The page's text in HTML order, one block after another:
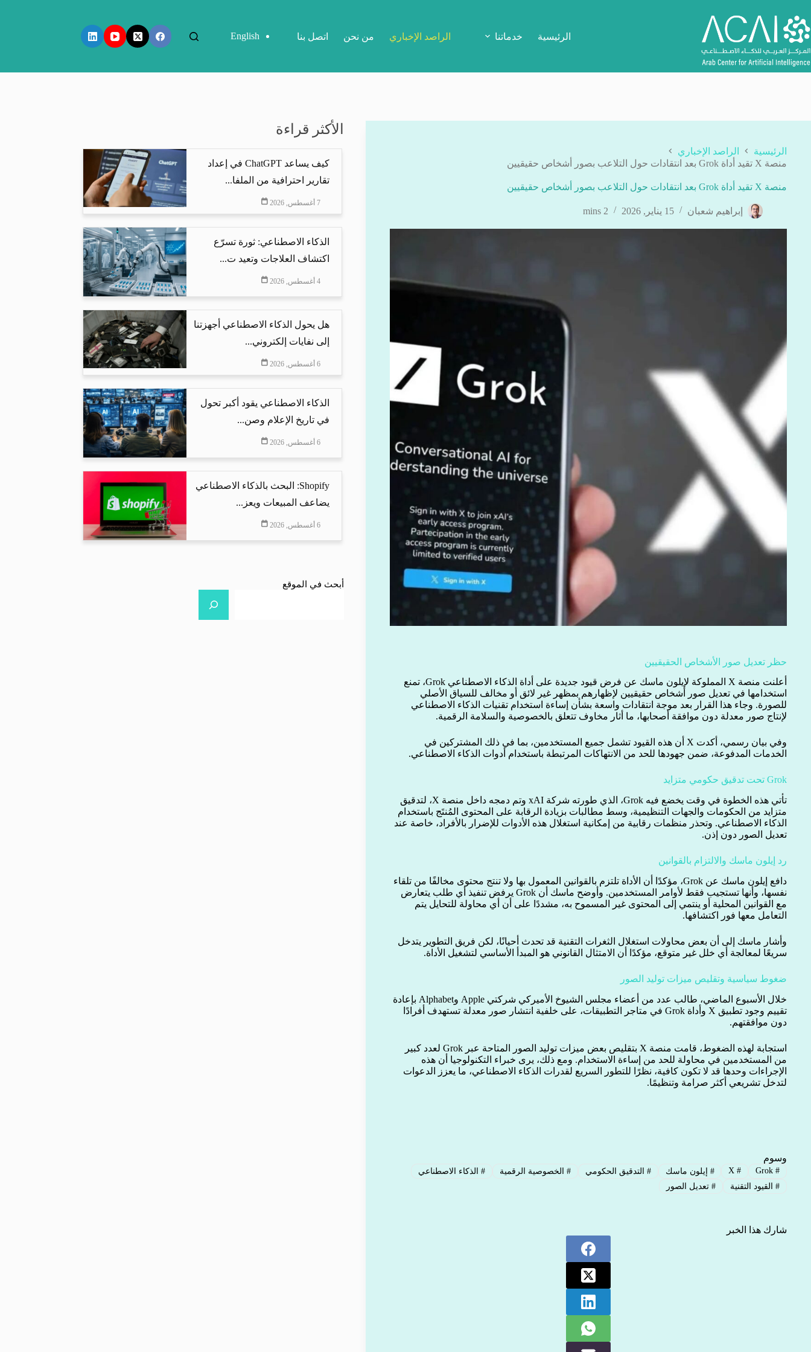
إلى
المحتوى
الرئيسية خدماتنا الراصد الإخباري من نحن اتصل بنا English
الرئيسية
الراصد الإخباري
منصة X تقيد أداة Grok بعد انتقادات حول التلاعب بصور أشخاص حقيقيين
منصة X تقيد أداة Grok بعد انتقادات حول التلاعب بصور أشخاص حقيقيين
إبراهيم شعبان 15 يناير, 2026 2 mins
حظر تعديل صور الأشخاص الحقيقيين
أعلنت منصة X المملوكة لإيلون ماسك عن فرض قيود جديدة على أداة الذكاء الاصطناعي Grok، تمنع
استخدامها في تعديل صور أشخاص حقيقيين لإظهارهم بمظهر غير لائق أو مخالف للسياق الأصلي
للصورة. وجاء هذا القرار بعد موجة انتقادات واسعة بشأن إساءة استخدام تقنيات الذكاء الاصطناعي
لإنتاج صور معدلة دون موافقة أصحابها، ما أثار مخاوف تتعلق بالخصوصية والسلامة الرقمية.
وفي بيان رسمي، أكدت X أن هذه القيود تشمل جميع المستخدمين، بما في ذلك المشتركين في
الخدمات المدفوعة، ضمن جهودها للحد من الانتهاكات المرتبطة باستخدام أدوات الذكاء الاصطناعي.
Grok تحت تدقيق حكومي متزايد
تأتي هذه الخطوة في وقت يخضع فيه Grok، الذي طورته شركة xAI وتم دمجه داخل منصة X، لتدقيق
متزايد من الحكومات والجهات التنظيمية، وسط مطالبات بزيادة الرقابة على المحتوى المُنتَج باستخدام
الذكاء الاصطناعي. وتحذر منظمات رقابية من إمكانية استغلال هذه الأدوات للإضرار بالأفراد، خاصة عند
تعديل الصور دون إذن.
رد إيلون ماسك والالتزام بالقوانين
دافع إيلون ماسك عن Grok، مؤكدًا أن الأداة تلتزم بالقوانين المعمول بها ولا تنتج محتوى مخالفًا من تلقاء
نفسها، وأنها تستجيب فقط لأوامر المستخدمين. وأوضح ماسك أن Grok يرفض تنفيذ أي طلب يتعارض
مع القوانين المحلية أو ينتمي إلى المحتوى غير المسموح به، مشددًا على أن أي محاولة للتحايل يتم
التعامل معها فور اكتشافها.
وأشار ماسك إلى أن بعض محاولات استغلال الثغرات التقنية قد تحدث أحيانًا، لكن فريق التطوير يتدخل
سريعًا لمعالجة أي خلل غير متوقع، مؤكدًا أن الامتثال القانوني هو المبدأ الأساسي لتشغيل الأداة.
ضغوط سياسية وتقليص ميزات توليد الصور
خلال الأسبوع الماضي، طالب عدد من أعضاء مجلس الشيوخ الأميركي شركتي Apple وAlphabet بإعادة
تقييم وجود تطبيق X وأداة Grok في متاجر التطبيقات، على خلفية انتشار صور معدلة تستهدف أفرادًا
دون موافقتهم.
استجابة لهذه الضغوط، قامت منصة X بتقليص بعض ميزات توليد الصور المتاحة عبر Grok لعدد كبير
من المستخدمين في محاولة للحد من إساءة الاستخدام. ومع ذلك، يرى خبراء التكنولوجيا أن هذه
الإجراءات وحدها قد لا تكون كافية، نظرًا للتطور السريع لقدرات الذكاء الاصطناعي، ما يعزز الدعوات
لتدخل تشريعي أكثر صرامة وتنظيمًا.
وسوم
#
Grok
#
X
# إيلون ماسك # التدقيق الحكومي # الخصوصية الرقمية #الذكاء الاصطناعي
#القيود التقنية #تعديل الصور
شارك هذا الخبر
الأكثر قراءة
كيف يساعد ChatGPT في إعداد
تقارير احترافية من الملفا...
7 أغسطس, 2026
الذكاء الاصطناعي: ثورة تسرّع
اكتشاف العلاجات وتعيد ت...
4 أغسطس, 2026
هل يحول الذكاء الاصطناعي أجهزتنا
إلى نفايات إلكتروني...
6 أغسطس, 2026
الذكاء الاصطناعي يقود أكبر تحول
في تاريخ الإعلام وصن...
6 أغسطس, 2026
Shopify: البحث بالذكاء الاصطناعي
يضاعف المبيعات ويعز...
6 أغسطس, 2026
أبحث في الموقع